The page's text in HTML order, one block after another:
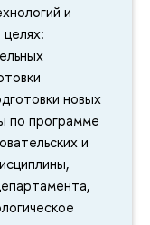
и
новых
по программе
и